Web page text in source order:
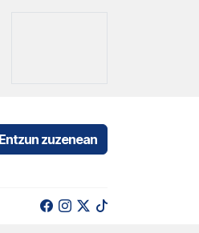
Entzun zuzenean